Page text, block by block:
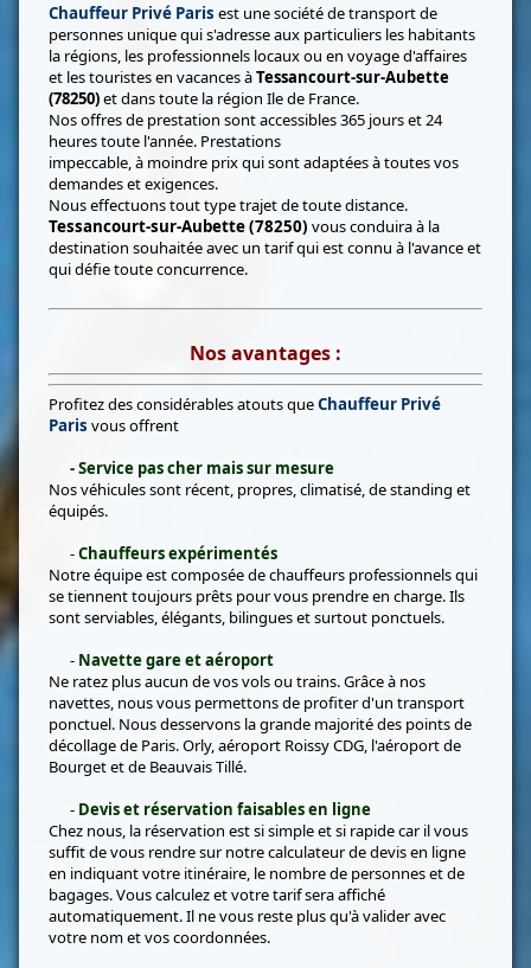
Chauffeur Privé Paris est une société de transport de
personnes unique qui s'adresse aux particuliers les habitants
la régions, les professionnels locaux ou en voyage d'affaires
et les touristes en vacances àTessancourt-sur-Aubette
(78250)et dans toute la région Ile de France.
Nos offres de prestation sont accessibles 365 jours et 24
heures toute l'année. Prestations
impeccable, à moindre prix qui sont adaptées à toutes vos
demandes et exigences.
Nous effectuons tout type trajet de toute distance.
Tessancourt-sur-Aubette (78250) vous conduira à la
destination souhaitée avec un tarif qui est connu à l'avance et
qui défie toute concurrence.
Nos avantages :
Profitez des considérables atouts queChauffeur Privé
Paris vous offrent
- Service pas cher mais sur mesure
Nos véhicules sont récent, propres, climatisé, de standing et
équipés.
-Chauffeurs expérimentés
Notre équipe est composée de chauffeurs professionnels qui
se tiennent toujours prêts pour vous prendre en charge. Ils
sont serviables, élégants, bilingues et surtout ponctuels.
- Navette gare et aéroport
Ne ratez plus aucun de vos vols ou trains. Grâce à nos
navettes, nous vous permettons de profiter d'un transport
ponctuel. Nous desservons la grande majorité des points de
décollage de Paris. Orly, aéroport Roissy CDG, l'aéroport de
Bourget et de Beauvais Tillé.
- Devis et réservation faisables en ligne
Chez nous, la réservation est si simple et si rapide car il vous
suffit de vous rendre sur notre calculateur de devis en ligne
en indiquant votre itinéraire, le nombre de personnes et de
bagages. Vous calculez et votre tarif sera affiché
automatiquement. Il ne vous reste plus qu'à valider avec
votre nom et vos coordonnées.